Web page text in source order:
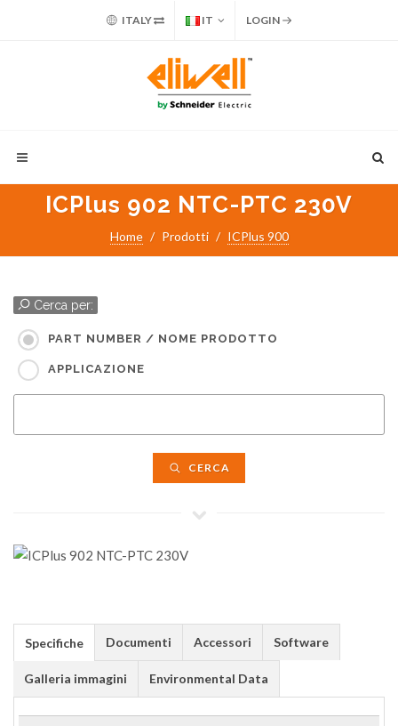
ITALY IT LOGIN
ICPlus 902 NTC-PTC 230V
Home Prodotti ICPlus 900
Cerca per:
PART NUMBER / NOME PRODOTTO
APPLICAZIONE
CERCA
Specifiche Documenti Accessori Software
Galleria immagini Environmental Data